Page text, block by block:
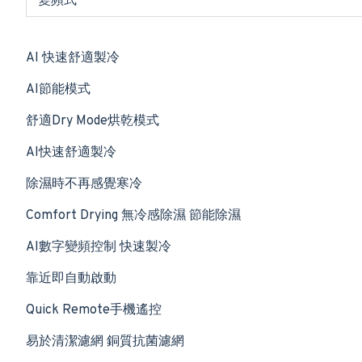
AI 快速舒適製冷
AI節能模式
舒適Dry Mode烘乾模式
AI快速舒適製冷
除濕時不再感覺寒冷
Comfort Drying 無冷感除濕 節能除濕
AI數字變頻控制 快速製冷
靠近即自動啟動
Quick Remote手機遙控
易於清潔濾網 銅質抗菌濾網